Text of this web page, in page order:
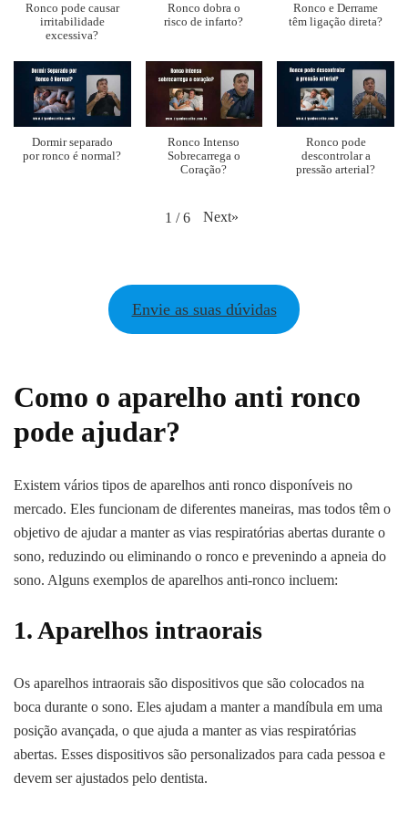
Ronco pode causar
irritabilidade
excessiva?
Ronco dobra o
risco de infarto?
Ronco e Derrame
têm ligação direta?
Dormir separado
por ronco é normal?
Ronco Intenso
Sobrecarrega o
Coração?
Ronco pode
descontrolar a
pressão arterial?
1 / 6 Next»
Envie as suas dúvidas
Como o aparelho anti ronco
pode ajudar?
Existem vários tipos de aparelhos anti ronco disponíveis no
mercado. Eles funcionam de diferentes maneiras, mas todos têm o
objetivo de ajudar a manter as vias respiratórias abertas durante o
sono, reduzindo ou eliminando o ronco e prevenindo a apneia do
sono. Alguns exemplos de aparelhos anti-ronco incluem:
1. Aparelhos intraorais
Os aparelhos intraorais são dispositivos que são colocados na
boca durante o sono. Eles ajudam a manter a mandíbula em uma
posição avançada, o que ajuda a manter as vias respiratórias
abertas. Esses dispositivos são personalizados para cada pessoa e
devem ser ajustados pelo dentista.